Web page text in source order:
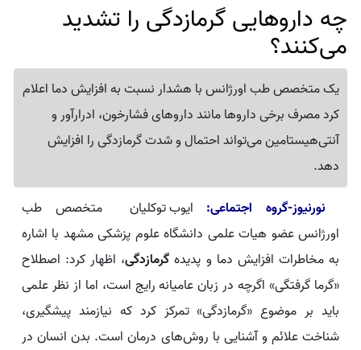
چه داروهایی گرمازدگی را تشدید
می‌کنند؟
یک متخصص طب اورژانس با هشدار نسبت به افزایش دما اعلام
کرد مصرف برخی داروها مانند داروهای فشارخون، ادرارآور و
آنتی‌هیستامین می‌تواند احتمال و شدت گرمازدگی را افزایش
دهد.
نورنیوز-گروه اجتماعی: ایوب توکلیان متخصص طب
اورژانس عضو هیات علمی دانشگاه علوم پزشکی مشهد با اشاره
به مخاطرات افزایش دما و پدیده گرمازدگی، اظهار کرد: اصطلاح
«گرما گرفتگی» اگرچه در زبان عامیانه رایج است، اما از نظر علمی
باید بر موضوع «گرمازدگی» تمرکز کرد که نیازمند پیشگیری،
شناخت علائم و آشنایی با روش‌های درمان است. بدن انسان در